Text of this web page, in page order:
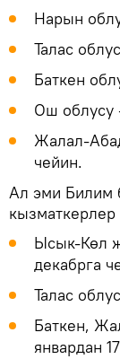
Нарын
Талас
Баткен
Ош облусу
Жалал-
чейин.
Ал эми Билим
Ысык-Көл
декабрга
Талас
Баткен,
январдан